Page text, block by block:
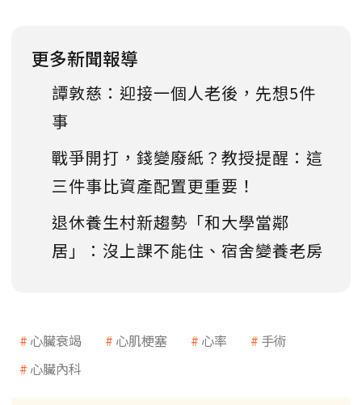
更多新聞報導
譚敦慈：迎接一個人老後，先想5件
事
戰爭開打，錢變廢紙？教授提醒：這
三件事比資產配置更重要！
退休養生村新趨勢「和大學當鄰
居」：沒上課不能住、宿舍變養老房
心臟衰竭 心肌梗塞 心率
手術
心臟內科